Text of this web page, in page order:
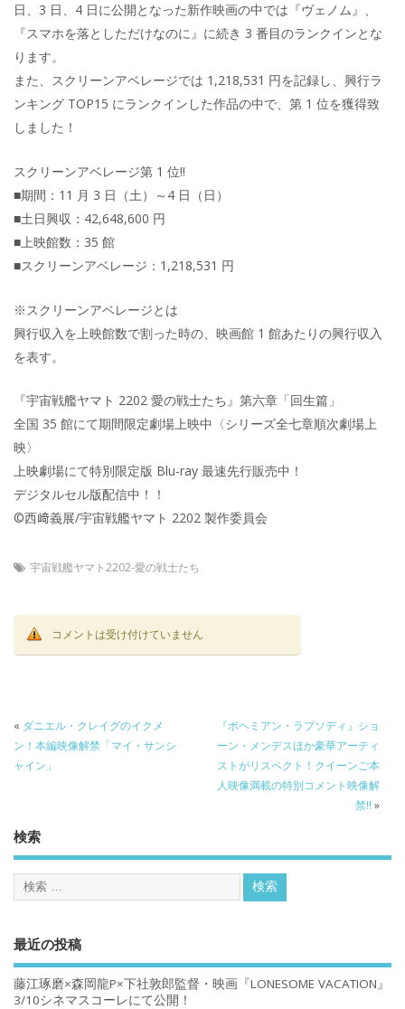
日、3 日、4 日に公開となった新作映画の中では『ヴェノム』、
『スマホを落としただけなのに』に続き 3 番目のランクインとな
ります。
また、スクリーンアベレージでは 1,218,531 円を記録し、興行ラ
ンキング TOP15 にランクインした作品の中で、第 1 位を獲得致
しました！
スクリーンアベレージ第 1 位!!
■期間：11 月 3 日（土）～4 日（日）
■土日興収：42,648,600 円
■上映館数：35 館
■スクリーンアベレージ：1,218,531 円
※スクリーンアベレージとは
興行収入を上映館数で割った時の、映画館 1 館あたりの興行収入
を表す。
『宇宙戦艦ヤマト 2202 愛の戦士たち』第六章「回生篇」
全国 35 館にて期間限定劇場上映中〈シリーズ全七章順次劇場上
映〉
上映劇場にて特別限定版 Blu-ray 最速先行販売中！
デジタルセル版配信中！！
©西﨑義展/宇宙戦艦ヤマト 2202 製作委員会
宇宙戦艦ヤマト2202-愛の戦士たち
コメントは受け付けていません
« ダニエル・クレイグのイクメ
ン！本編映像解禁「マイ・サンシ
ャイン」
『ボヘミアン・ラプソディ』ショ
ーン・メンデスほか豪華アーティ
ストがリスペクト！クイーンご本
人映像満載の特別コメント映像解
禁!! »
検索
最近の投稿
藤江琢磨×森岡龍P×下社敦郎監督・映画『LONESOME VACATION』
3/10シネマスコーレにて公開！